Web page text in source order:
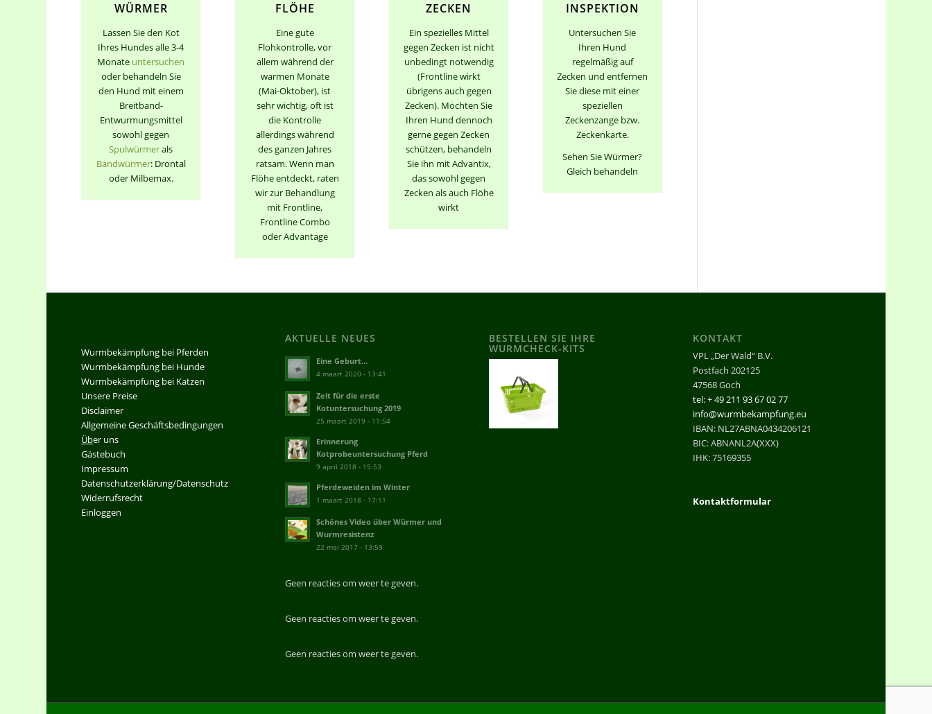
WÜRMER
Lassen Sie den Kot
Ihres Hundes alle 3-4
Monate untersuchen
oder behandeln Sie
den Hund mit einem
Breitband-
Entwurmungsmittel
sowohl gegen
Spulwürmerals
Bandwürmer: Drontal
oder Milbemax.
FLÖHE
Eine gute
Flohkontrolle, vor
allem während der
warmen Monate
(Mai-Oktober), ist
sehr wichtig, oft ist
die Kontrolle
allerdings während
des ganzen Jahres
ratsam. Wenn man
Flöhe entdeckt, raten
wir zur Behandlung
mit Frontline,
Frontline Combo
oder Advantage
ZECKEN
Ein spezielles Mittel
gegen Zecken ist nicht
unbedingt notwendig
(Frontline wirkt
übrigens auch gegen
Zecken). Möchten Sie
Ihren Hund dennoch
gerne gegen Zecken
schützen, behandeln
Sie ihn mit Advantix,
das sowohl gegen
Zecken als auch Flöhe
wirkt
INSPEKTION
Untersuchen Sie
Ihren Hund
regelmäßig auf
Zecken und entfernen
Sie diese mit einer
speziellen
Zeckenzange bzw.
Zeckenkarte.
Sehen Sie Würmer?
Gleich behandeln
Wurmbekämpfung bei Pferden
Wurmbekämpfung bei Hunde
Wurmbekämpfung bei Katzen
Unsere Preise
Disclaimer
Allgemeine Geschäftsbedingungen
Über uns
Gästebuch
Impressum
Datenschutzerklärung/Datenschutz
Widerrufsrecht
Einloggen
AKTUELLE NEUES
Eine Geburt…
4 maart 2020 - 13:41
Zeit für die erste
Kotuntersuchung 2019
25 maart 2019 - 11:54
Erinnerung
Kotprobeuntersuchung Pferd
9 april 2018 - 15:53
Pferdeweiden im Winter
1 maart 2018 - 17:11
Schönes Video über Würmer und
Wurmresistenz
22 mei 2017 - 13:59
Geen reacties om weer te geven.
Geen reacties om weer te geven.
Geen reacties om weer te geven.
BESTELLEN SIE IHRE
WURMCHECK-KITS
KONTAKT
VPL „Der Wald“ B.V.
Postfach 202125
47568 Goch
tel: + 49 211 93 67 02 77
info@wurmbekampfung.eu
IBAN: NL27ABNA0434206121
BIC: ABNANL2A(XXX)
IHK: 75169355
Kontaktformular